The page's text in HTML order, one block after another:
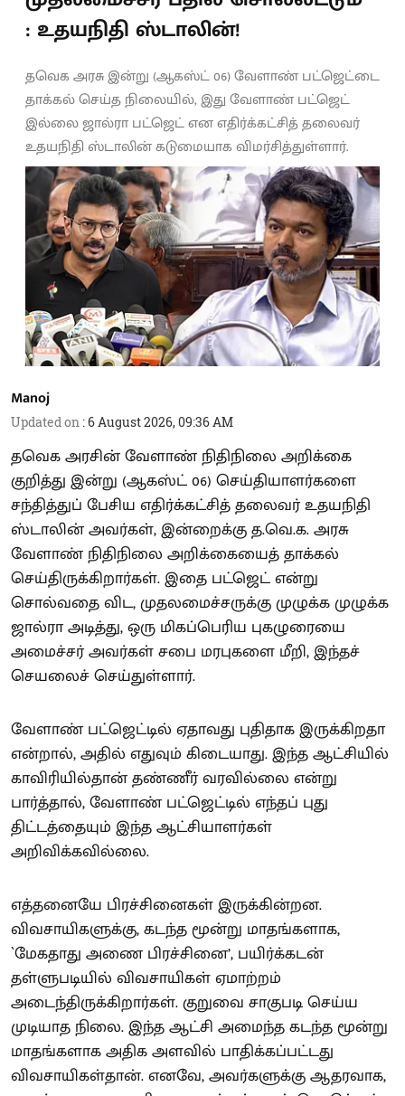
: உதயநிதி ஸ்டாலின்!
தவெக அரசு இன்று (ஆகஸ்ட் 06) வேளாண் பட்ஜெட்டை
தாக்கல் செய்த நிலையில், இது வேளாண் பட்ஜெட்
இல்லை ஜால்ரா பட்ஜெட் என எதிர்க்கட்சித் தலைவர்
உதயநிதி ஸ்டாலின் கடுமையாக விமர்சித்துள்ளார்.
Manoj
Updated on :6 August 2026, 09:36 AM
தவெக அரசின் வேளாண் நிதிநிலை அறிக்கை
குறித்து இன்று (ஆகஸ்ட் 06) செய்தியாளர்களை
சந்தித்துப் பேசிய எதிர்க்கட்சித் தலைவர் உதயநிதி
ஸ்டாலின் அவர்கள், இன்றைக்கு த.வெ.க. அரசு
வேளாண் நிதிநிலை அறிக்கையைத் தாக்கல்
செய்திருக்கிறார்கள். இதை பட்ஜெட் என்று
சொல்வதை விட, முதலமைச்சருக்கு முழுக்க முழுக்க
ஜால்ரா அடித்து, ஒரு மிகப்பெரிய புகழுரையை
அமைச்சர் அவர்கள் சபை மரபுகளை மீறி, இந்தச்
செயலைச் செய்துள்ளார்.
வேளாண் பட்ஜெட்டில் ஏதாவது புதிதாக இருக்கிறதா
என்றால், அதில் எதுவும் கிடையாது. இந்த ஆட்சியில்
காவிரியில்தான் தண்ணீர் வரவில்லை என்று
பார்த்தால், வேளாண் பட்ஜெட்டில் எந்தப் புது
திட்டத்தையும் இந்த ஆட்சியாளர்கள்
அறிவிக்கவில்லை.
எத்தனையே பிரச்சினைகள் இருக்கின்றன.
விவசாயிகளுக்கு, கடந்த மூன்று மாதங்களாக,
`மேகதாது அணை பிரச்சினை’, பயிர்க்கடன்
தள்ளுபடியில் விவசாயிகள் ஏமாற்றம்
அடைந்திருக்கிறார்கள். குறுவை சாகுபடி செய்ய
முடியாத நிலை. இந்த ஆட்சி அமைந்த கடந்த மூன்று
மாதங்களாக அதிக அளவில் பாதிக்கப்பட்டது
விவசாயிகள்தான். எனவே, அவர்களுக்கு ஆதரவாக,